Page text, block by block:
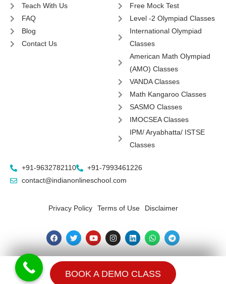
Teach With Us
FAQ
Blog
Contact Us
Free Mock Test
Level -2 Olympiad Classes
International Olympiad
Classes
American Math Olympiad
(AMO) Classes
VANDA Classes
Math Kangaroo Classes
SASMO Classes
IMOCSEA Classes
IPM/ Aryabhatta/ ISTSE
Classes
+91-9632782110
+91-7993461226
contact@indianonlineschool.com
Privacy Policy Terms of Use Disclaimer
F
a
c
e
b
T
w
i
t
t
e
r
Y
o
u
t
u
b
e
I
n
s
t
a
g
r
L
i
n
k
e
d
i
W
h
a
t
s
a
p
T
e
l
e
g
a
© 2021 SMSV Education. All Rights Reserved
BOOK A DEMO CLASS